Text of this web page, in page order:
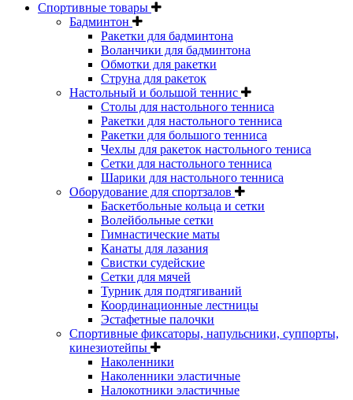
Спортивные товары
Бадминтон
Ракетки для бадминтона
Воланчики для бадминтона
Обмотки для ракетки
Струна для ракеток
Настольный и большой теннис
Столы для настольного тенниса
Ракетки для настольного тенниса
Ракетки для большого тенниса
Чехлы для ракеток настольного тениса
Сетки для настольного тенниса
Шарики для настольного тенниса
Оборудование для спортзалов
Баскетбольные кольца и сетки
Волейбольные сетки
Гимнастические маты
Канаты для лазания
Свистки судейские
Сетки для мячей
Турник для подтягиваний
Координационные лестницы
Эстафетные палочки
Спортивные фиксаторы, напульсники, суппорты,
кинезиотейпы
Наколенники
Наколенники эластичные
Налокотники эластичные